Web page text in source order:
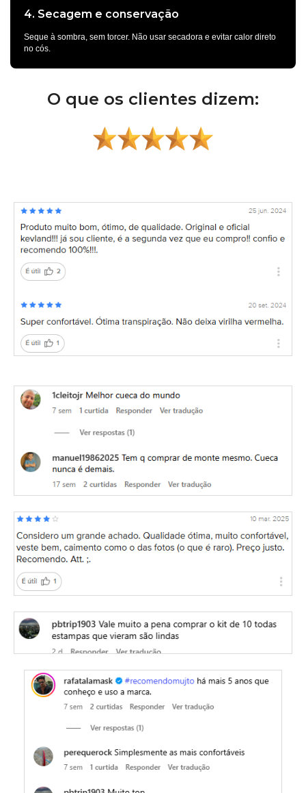
4. Secagem e conservação
Seque à sombra, sem torcer. Não usar secadora e evitar calor direto
no cós.
O que os clientes dizem: